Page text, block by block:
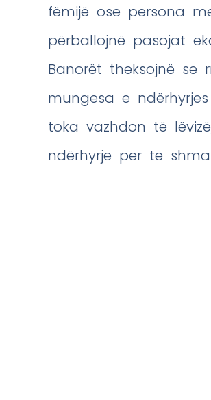
fëmijë ose persona
përballojnë pasojat
Banorët theksojnë se
mungesa e
toka vazhdon të
ndërhyrje për të